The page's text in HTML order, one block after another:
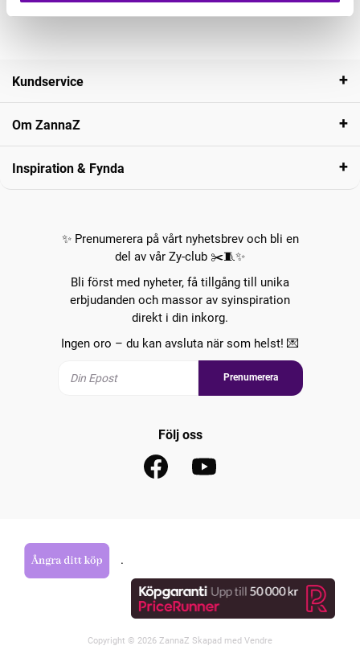
Kundservice
Om ZannaZ
Inspiration & Fynda
✨ Prenumerera på vårt nyhetsbrev och bli en
del av vår Zy-club ✂️🧵✨
Bli först med nyheter, få tillgång till unika
erbjudanden och massor av syinspiration
direkt i din inkorg.
Ingen oro – du kan avsluta när som helst! 💌
Prenumerera
Följ oss
.
Copyright © 2026 ZannaZ Skapad med Vendre